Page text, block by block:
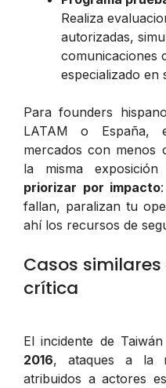
Realiza
autorizadas,
comunicaciones
especializado en
Para founders
LATAM o España,
mercados con menos
la misma
priorizar por impacto
fallan, paralizan tu
ahí los recursos de
Casos
crítica
El incidente de
2016, ataques a la
atribuidos a actores